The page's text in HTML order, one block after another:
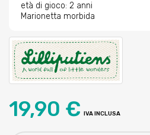
età di gioco: 2 anni
Marionetta morbida
19,90 € IVA INCLUSA